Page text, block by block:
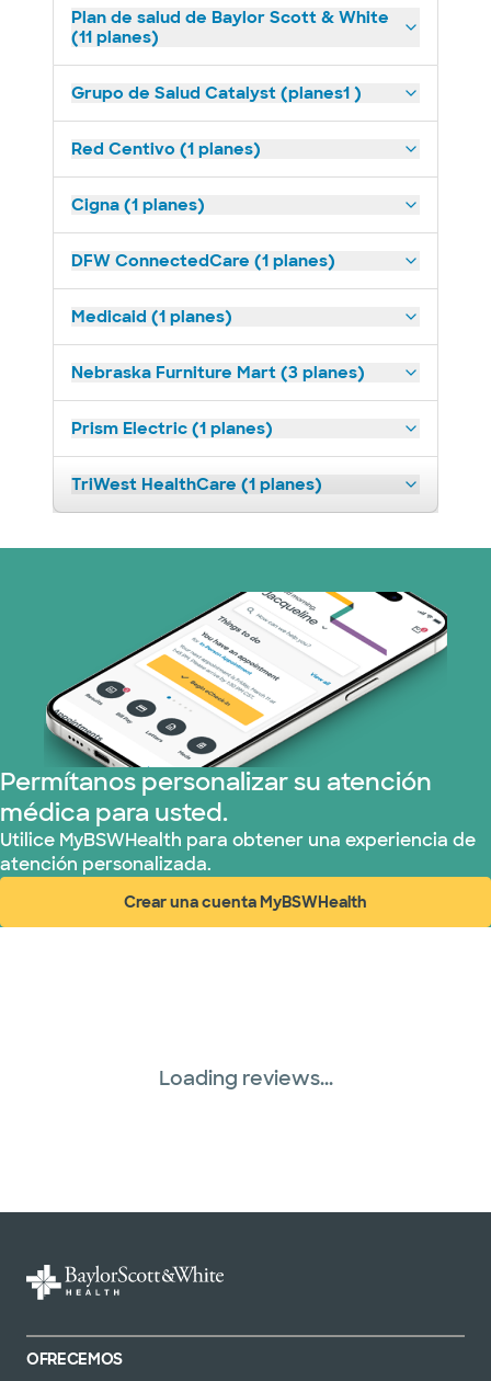
Plan de salud de Baylor Scott & White
(11 planes)
Grupo de Salud Catalyst (planes1 )
Red Centivo (1 planes)
Cigna (1 planes)
DFW ConnectedCare (1 planes)
Medicaid (1 planes)
Nebraska Furniture Mart (3 planes)
Prism Electric (1 planes)
TriWest HealthCare (1 planes)
Permítanos personalizar su atención
médica para usted.
Utilice MyBSWHealth para obtener una experiencia de
atención personalizada.
Crear una cuenta MyBSWHealth
(abre en ventana nueva)
Loading reviews...
OFRECEMOS